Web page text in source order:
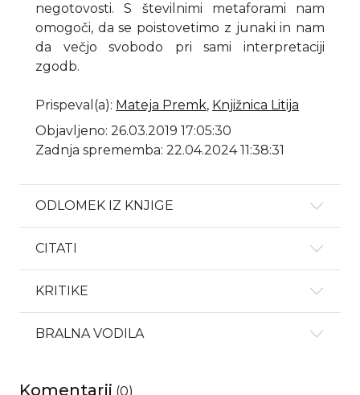
negotovosti. S številnimi metaforami nam
omogoči, da se poistovetimo z junaki in nam
da večjo svobodo pri sami interpretaciji
zgodb.
Prispeval(a): Mateja Premk, Knjižnica Litija
Objavljeno: 26.03.2019 17:05:30
Zadnja sprememba: 22.04.2024 11:38:31
ODLOMEK IZ KNJIGE
CITATI
KRITIKE
BRALNA VODILA
Komentarji (0)